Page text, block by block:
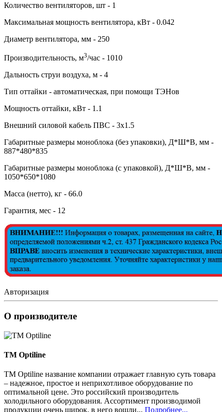
Количество вентиляторов, шт - 1
Максимальная мощность вентилятора, кВт - 0.042
Диаметр вентилятора, мм - 250
Производительность, м3/час - 1010
Дальность струи воздуха, м - 4
Тип оттайки - автоматическая, при помощи ТЭНов
Мощность оттайки, кВт - 1.1
Внешний силовой кабель ПВС - 3х1.5
Габаритные размеры моноблока (без упаковки), Д*Ш*В, мм -
887*480*835
Габаритные размеры моноблока (с упаковкой), Д*Ш*В, мм -
1050*650*1080
Масса (нетто), кг - 66.0
Гарантия, мес - 12
Авторизация
О производителе
TM Optiline
TM Optiline название компании отражает главную суть товара
– надежное, простое и неприхотливое оборудование по
оптимальной цене. Это российский производитель
холодильного оборудования. Ассортимент производимой
продукции очень широк, в него вошли... Подробнее...